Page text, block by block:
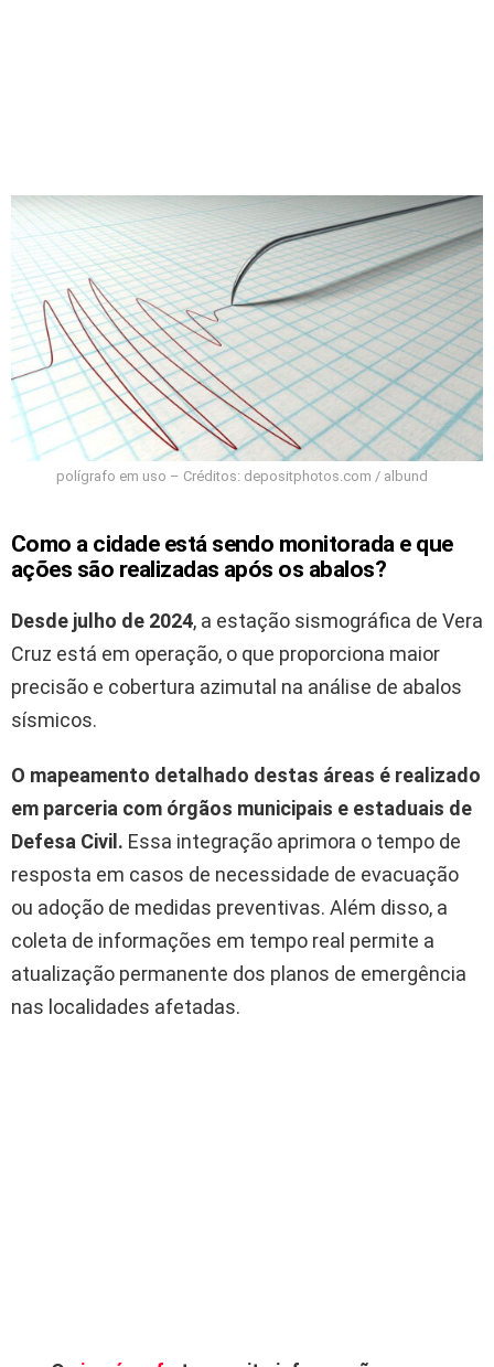
polígrafo em uso – Créditos: depositphotos.com / albund
Como a cidade está sendo monitorada e que
ações são realizadas após os abalos?
Desde julho de 2024, a estação sismográfica de Vera
Cruz está em operação, o que proporciona maior
precisão e cobertura azimutal na análise de abalos
sísmicos.
O mapeamento detalhado destas áreas é realizado
em parceria com órgãos municipais e estaduais de
Defesa Civil. Essa integração aprimora o tempo de
resposta em casos de necessidade de evacuação
ou adoção de medidas preventivas. Além disso, a
coleta de informações em tempo real permite a
atualização permanente dos planos de emergência
nas localidades afetadas.